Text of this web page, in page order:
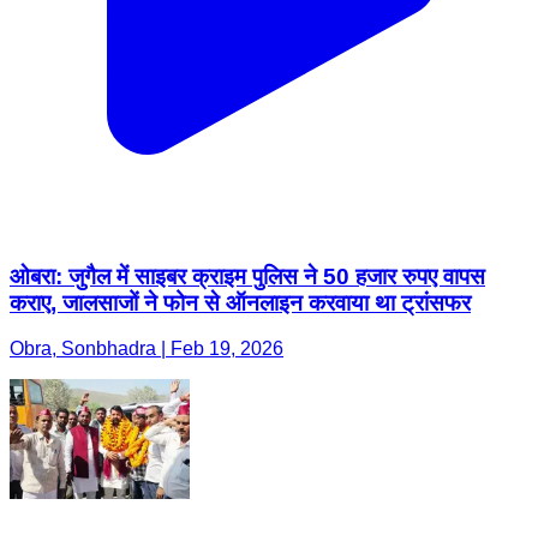
ओबरा: जुगैल में साइबर क्राइम पुलिस ने 50 हजार रुपए वापस
कराए, जालसाजों ने फोन से ऑनलाइन करवाया था ट्रांसफर
Obra, Sonbhadra | Feb 19, 2026